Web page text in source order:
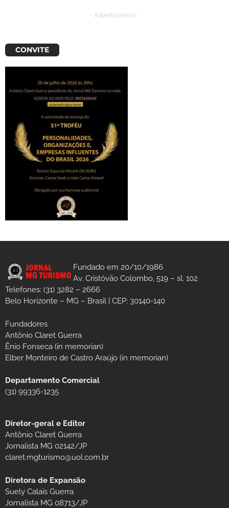
- Advertisement -
CONVITE
Fundado em 20/10/1986
Av. Cristóvão Colombo, 519 – sl. 102
Telefones: (31) 3282 – 2666
Belo Horizonte – MG – Brasil | CEP: 30140-140
Fundadores
Antônio Claret Guerra
Ênio Fonseca (in memorian)
Elber Monteiro de Castro Araújo (in memorian)
Departamento Comercial
(31) 99336-1235
Diretor-geral e Editor
Antônio Claret Guerra
Jornalista MG 02142/JP
claret.mgturismo@uol.com.br
Diretora de Expansão
Suely Calais Guerra
Jornalista MG 08713/JP